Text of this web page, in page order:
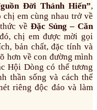
Đời Thánh Hiến”,
em cùng nhau trở về
về Đặc Sủng – Căn
chị em được mời gọi
bản chất, đặc tính và
hơn về con đường mình
Hội Dòng có thể tương
thần sống và cách thế
riêng độc đáo và làm